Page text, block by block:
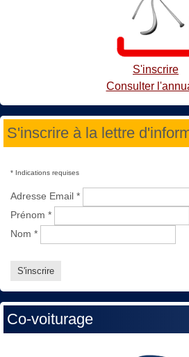
S'inscrire
Consulter
S'inscrire à la lettre
* Indications requises
Adresse Email *
Prénom *
Nom *
Co-voiturage